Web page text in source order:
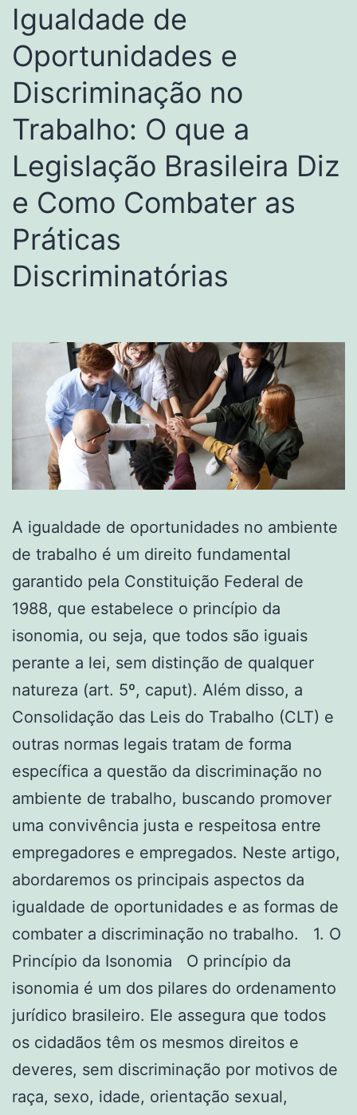
Igualdade de
Oportunidades e
Discriminação no
Trabalho: O que a
Legislação Brasileira Diz
e Como Combater as
Práticas
Discriminatórias
A igualdade de oportunidades no ambiente
de trabalho é um direito fundamental
garantido pela Constituição Federal de
1988, que estabelece o princípio da
isonomia, ou seja, que todos são iguais
perante a lei, sem distinção de qualquer
natureza (art. 5º, caput). Além disso, a
Consolidação das Leis do Trabalho (CLT) e
outras normas legais tratam de forma
específica a questão da discriminação no
ambiente de trabalho, buscando promover
uma convivência justa e respeitosa entre
empregadores e empregados. Neste artigo,
abordaremos os principais aspectos da
igualdade de oportunidades e as formas de
combater a discriminação no trabalho. 1. O
Princípio da Isonomia O princípio da
isonomia é um dos pilares do ordenamento
jurídico brasileiro. Ele assegura que todos
os cidadãos têm os mesmos direitos e
deveres, sem discriminação por motivos de
raça, sexo, idade, orientação sexual,